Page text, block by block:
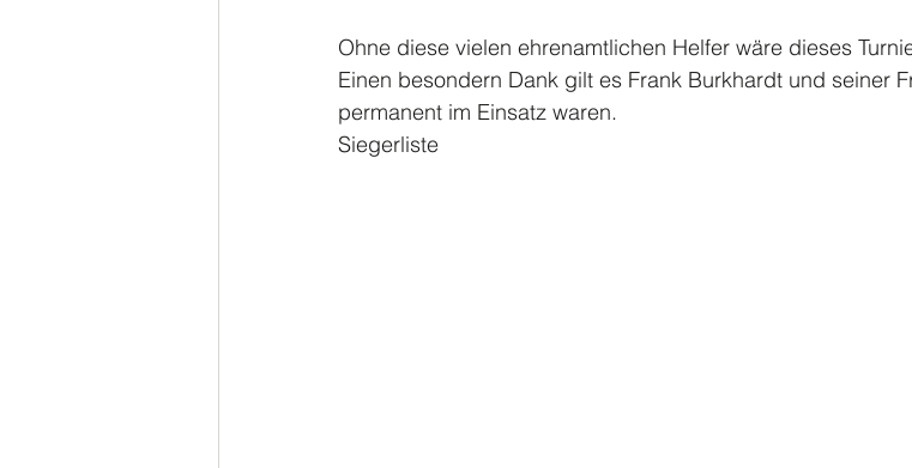
Ohne diese vielen ehrenamtlichen Helfer wäre dieses
Einen besondern Dank gilt es Frank Burkhardt und seiner
permanent im Einsatz waren.
Siegerliste